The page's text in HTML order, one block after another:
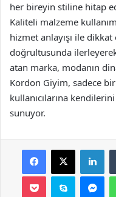
her bireyin stiline hitap
Kaliteli malzeme
hizmet anlayışı ile
doğrultusunda
atan marka, modanın
Kordon Giyim, sadece
kullanıcılarına
sunuyor.
Facebook
X
Pocket Skype